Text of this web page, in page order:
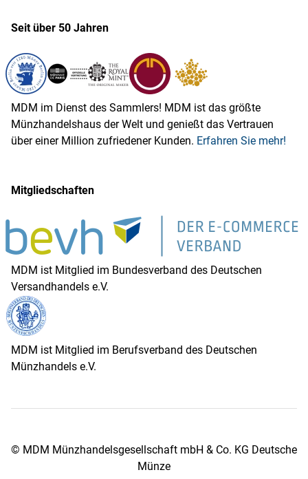
Seit über 50 Jahren
MDM im Dienst des Sammlers! MDM ist das größte
Münzhandelshaus der Welt und genießt das Vertrauen
über einer Million zufriedener Kunden. Erfahren Sie mehr!
Mitgliedschaften
MDM ist Mitglied im Bundesverband des Deutschen
Versandhandels e.V.
MDM ist Mitglied im Berufsverband des Deutschen
Münzhandels e.V.
© MDM Münzhandelsgesellschaft mbH & Co. KG Deutsche
Münze